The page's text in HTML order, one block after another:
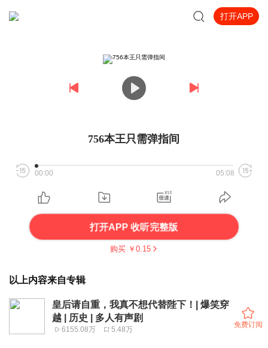
打开APP
756本王只需弹指间
00:00 05:08
打开APP 收听完整版
购买 ￥ 0.15
以上内容来自专辑
皇后请自重，我真不想代替陛下！| 爆笑穿
越 | 历史 | 多人有声剧
6155.08万 5.48万
免费订阅